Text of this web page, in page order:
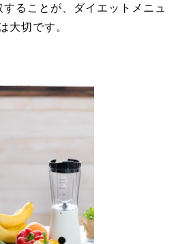
ることが、ダイエットメニュ
大切です。